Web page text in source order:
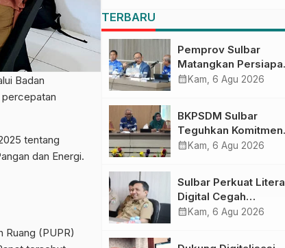
Badan
tentang
dan Energi.
Ruang (PUPR)
TERBARU
Pemprov Sulbar
Matangkan
HUT Ke-81 RI, Puncak
calendar_month Kam, 6 Agu 2026
BKPSDM Sulbar
Teguhkan Komitmen
Pengembangan
Penandatanganan
Perjanjian Tugas
Belajar 2026
calendar_month Kam, 6 Agu 2026
Sulbar Perkuat
Digital Cegah
Kejahatan Love
calendar_month Kam, 6 Agu 2026